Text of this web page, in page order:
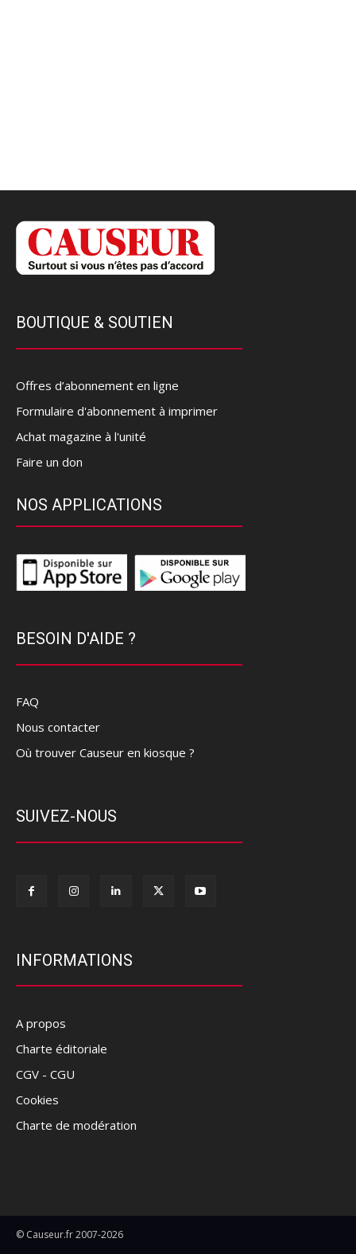
BOUTIQUE & SOUTIEN
Offres d’abonnement en ligne
Formulaire d'abonnement à imprimer
Achat magazine à l'unité
Faire un don
NOS APPLICATIONS
BESOIN D'AIDE ?
FAQ
Nous contacter
Où trouver Causeur en kiosque ?
SUIVEZ-NOUS
INFORMATIONS
A propos
Charte éditoriale
CGV - CGU
Cookies
Charte de modération
© Causeur.fr 2007-2026